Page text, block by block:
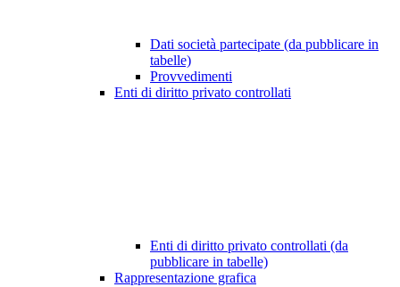
Dati società partecipate (da pubblicare in
tabelle)
Provvedimenti
Enti di diritto privato controllati
Enti di diritto privato controllati (da
pubblicare in tabelle)
Rappresentazione grafica